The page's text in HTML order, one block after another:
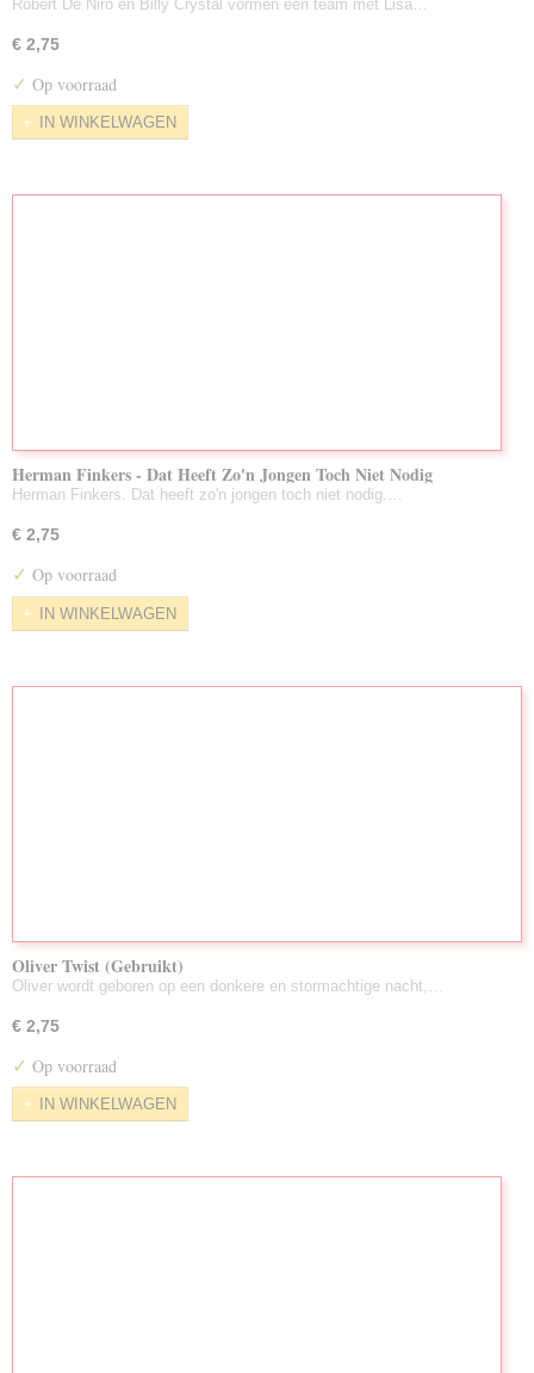
Robert De Niro en Billy Crystal vormen een team met Lisa…
€ 2,75
✓ Op voorraad
IN WINKELWAGEN
Herman Finkers - Dat Heeft Zo'n Jongen Toch Niet Nodig
(Gebruikt)
Herman Finkers. Dat heeft zo'n jongen toch niet nodig.…
€ 2,75
✓ Op voorraad
IN WINKELWAGEN
Oliver Twist (Gebruikt)
Oliver wordt geboren op een donkere en stormachtige nacht,…
€ 2,75
✓ Op voorraad
IN WINKELWAGEN